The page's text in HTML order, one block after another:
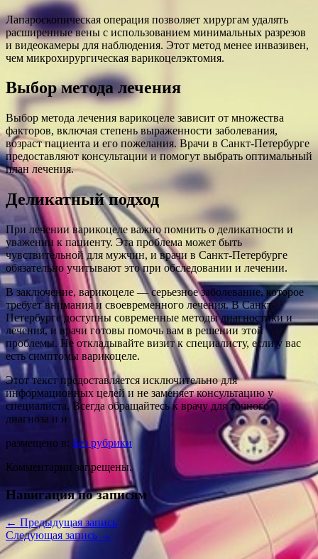
Лапароскопическая операция позволяет хирургам удалять
расширенные вены с использованием минимальных разрезов
и видеокамеры для наблюдения. Этот метод менее инвазивен,
чем микрохирургическая варикоцелэктомия.
Выбор метода лечения
Выбор метода лечения варикоцеле зависит от множества
факторов, включая степень выраженности заболевания,
возраст пациента и его пожелания. Врачи в Санкт-Петербурге
предоставляют консультации и помогут выбрать оптимальный
план лечения.
Деликатный подход
При лечении варикоцеле важно помнить о деликатности и
уважении к пациенту. Эта проблема может быть
чувствительной для мужчин, и врачи в Санкт-Петербурге
обязательно учитывают это при обследовании и лечении.
В заключение, варикоцеле — серьезное заболевание, которое
требует внимания и своевременного лечения. В Санкт-
Петербурге доступны современные методы диагностики и
лечения, и врачи готовы помочь вам в решении этой
проблемы. Не откладывайте визит к специалисту, если у вас
есть симптомы варикоцеле.
Этот текст предоставляется исключительно для
информационных целей и не заменяет консультацию у
специалиста. Всегда обращайтесь к врачу для точного
диагноза и н
размещено в: Без рубрики
Комментарии запрещены.
Навигация по записям
←Предыдущая запись
Следующая запись →